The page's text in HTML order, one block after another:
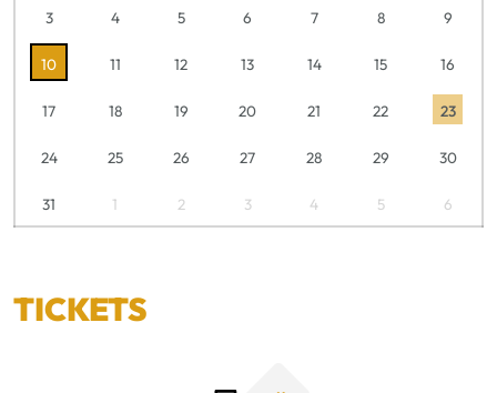
3 4 5 6 7 8 9
10 11 12 13 14 15 16
17 18 19 20 21 22 23
24 25 26 27 28 29 30
31 1 2 3 4 5 6
TICKETS